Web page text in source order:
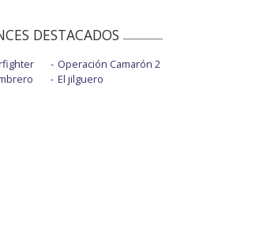
DESTACADOS
Operación Camarón 2
El jilguero